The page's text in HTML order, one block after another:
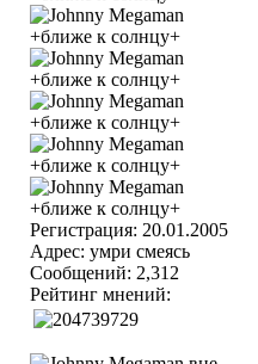
Регистрация: 20.01.2005
Адрес: умри смеясь
Сообщений: 2,312
Рейтинг мнений: